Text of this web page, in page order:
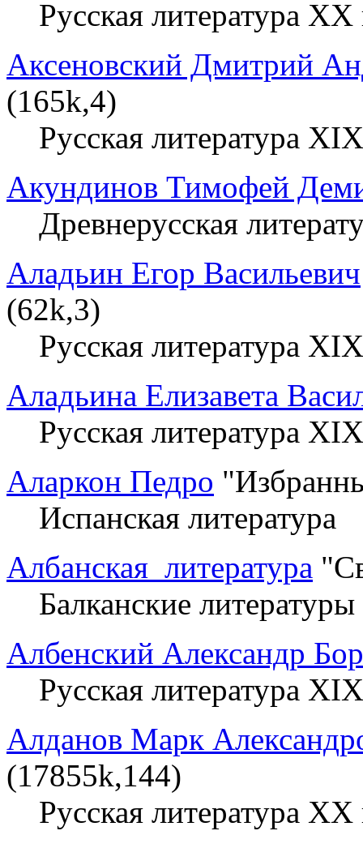
Русская литература XX
Аксеновский Дмитрий
(165k,4)
Русская литература
Акундинов Тимофей
Древнерусская
Аладьин Егор Васильевич
(62k,3)
Русская литература
Аладьина Елизавета
Русская литература
Аларкон Педро
Испанская литература
Албанская_литература
Балканские литературы
Албенский Александр
Русская литература
Алданов Марк
(17855k,144)
Русская литература XX